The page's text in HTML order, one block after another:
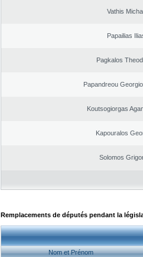
Vathis
Papailias
Pagkalos
Papandreou
Koutsogiorgas
Kapouralos
Solomos
Remplacements de députés pendant la
Nom et Prénom